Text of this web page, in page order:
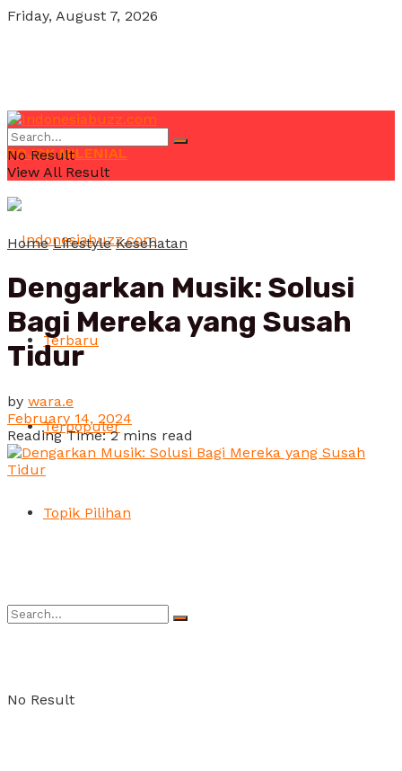
Friday, August 7, 2026
POJOK MILENIAL
Terbaru
Terpopuler
Topik Pilihan
No Result
No Result
View All Result
Home Lifestyle Kesehatan
Dengarkan Musik: Solusi
Bagi Mereka yang Susah
Tidur
by wara.e
February 14, 2024
Reading Time: 2 mins read